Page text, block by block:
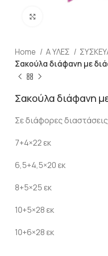
Home Α ΥΛΕΣ
Σακούλα διάφανη με
Σακούλα διάφανη
Σε διάφορες διαστάσεις
7+4×22 εκ
6,5+4,5×20 εκ
8+5×25 εκ
10+5×28 εκ
10+6×28 εκ